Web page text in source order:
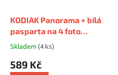
KODIAK Panorama + bílá
pasparta na 4 foto
10x15cm s paspartou na 4
foto 10x15cm
Průměrné
produktu
Skladem (4 ks)
589 Kč